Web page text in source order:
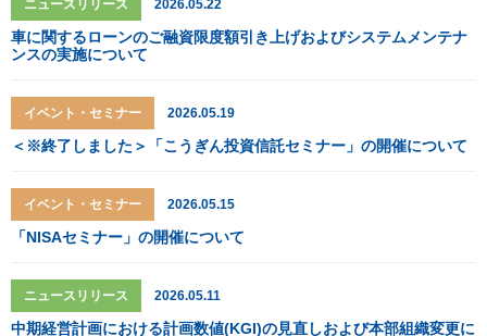
ニュースリリース 2026.05.22
車に関するローンのご融資限度額引き上げおよびシステムメンテナ
ンスの実施について
イベント・セミナー 2026.05.19
＜※終了しました＞「こうぎん投資信託セミナー」の開催について
イベント・セミナー 2026.05.15
「NISAセミナー」の開催について
ニュースリリース 2026.05.11
中期経営計画における計画数値(KGI)の見直しおよび本部組織変更に